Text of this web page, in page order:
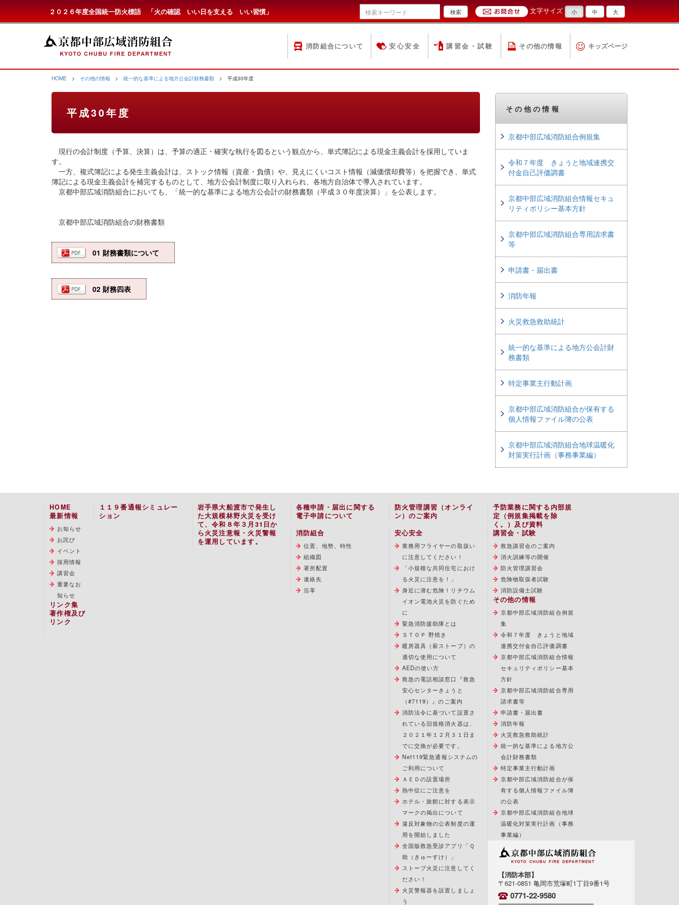
２０２６年度全国統一防火標語 「火の確認 いい日を支える いい習慣」 文字サイズ 小 中 大
検索
消防組合について 安心安全 講習会・試験 その他の情報 キッズページ
HOME > その他の情報 > 統一的な基準による地方公会計財務書類 > 平成30年度
平成30年度
現行の会計制度（予算、決算）は、予算の適正・確実な執行を図るという観点から、単式簿記による現金主義会計を採用していま
す。
一方、複式簿記による発生主義会計は、ストック情報（資産・負債）や、見えにくいコスト情報（減価償却費等）を把握でき、単式
簿記による現金主義会計を補完するものとして、地方公会計制度に取り入れられ、各地方自治体で導入されています。
京都中部広域消防組合においても、「統一的な基準による地方公会計の財務書類（平成３０年度決算）」を公表します。
京都中部広域消防組合の財務書類
01 財務書類について
02 財務四表
その他の情報
京都中部広域消防組合例規集
令和７年度 きょうと地域連携交
付金自己評価調書
京都中部広域消防組合情報セキュ
リティポリシー基本方針
京都中部広域消防組合専用請求書
等
申請書・届出書
消防年報
火災救急救助統計
統一的な基準による地方公会計財
務書類
特定事業主行動計画
京都中部広域消防組合が保有する
個人情報ファイル簿の公表
京都中部広域消防組合地球温暖化
対策実行計画（事務事業編）
HOME
最新情報
お知らせ
お詫び
イベント
採用情報
講習会
重要なお
知らせ
リンク集
著作権及び
リンク
１１９番通報シミュレー
ション
岩手県大船渡市で発生し
た大規模林野火災を受け
て、令和８年３月31日か
ら火災注意報・火災警報
を運用しています。
各種申請・届出に関する
電子申請について
防火管理講習（オンライ
ン）のご案内
予防業務に関する内部規
定（例規集掲載を除
く。）及び資料
消防組合
位置、地勢、特性
組織図
署所配置
連絡先
沿革
安心安全
業務用フライヤーの取扱い
に注意してください！
「小規模な共同住宅におけ
る火災に注意を！」
身近に潜む危険！リチウム
イオン電池火災を防ぐため
に
緊急消防援助隊とは
ＳＴＯＰ 野焼き
暖房器具（薪ストーブ）の
適切な使用について
AEDの使い方
救急の電話相談窓口『救急
安心センターきょうと
（#7119）』のご案内
消防法令に基づいて設置さ
れている旧規格消火器は、
２０２１年１２月３１日ま
でに交換が必要です。
Net119緊急通報システムの
ご利用について
ＡＥＤの設置場所
熱中症にご注意を
ホテル・旅館に対する表示
マークの掲出について
違反対象物の公表制度の運
用を開始しました
全国版救急受診アプリ「Ｑ
助（きゅーすけ）」
ストーブ火災に注意してく
ださい！
火災警報器を設置しましょ
う
講習会・試験
救急講習会のご案内
消火訓練等の開催
防火管理講習会
危険物取扱者試験
消防設備士試験
その他の情報
京都中部広域消防組合例規
集
令和７年度 きょうと地域
連携交付金自己評価調書
京都中部広域消防組合情報
セキュリティポリシー基本
方針
京都中部広域消防組合専用
請求書等
申請書・届出書
消防年報
火災救急救助統計
統一的な基準による地方公
会計財務書類
特定事業主行動計画
京都中部広域消防組合が保
有する個人情報ファイル簿
の公表
京都中部広域消防組合地球
温暖化対策実行計画（事務
事業編）
【消防本部】
〒621-0851 亀岡市荒塚町1丁目9番1号
0771-22-9580